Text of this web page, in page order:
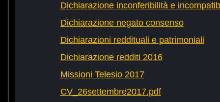
Dichiarazione inconferibilità e
Dichiarazione negato consenso
Dichiarazioni reddituali e patrimoniali
Dichiarazione redditi 2016
Missioni Telesio 2017
CV_26settembre2017.pdf